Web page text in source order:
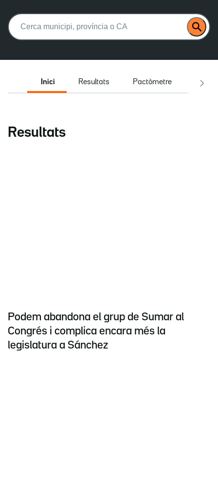
Buscar:
Inici Resultats Pactòmetre
Resultats
Podem abandona el grup de Sumar al
Congrés i complica encara més la
legislatura a Sánchez